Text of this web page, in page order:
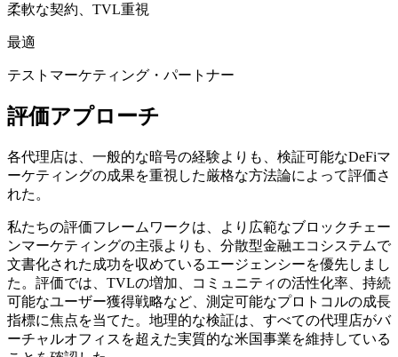
柔軟な契約、TVL重視
最適
テストマーケティング・パートナー
評価アプローチ
各代理店は、一般的な暗号の経験よりも、検証可能なDeFiマ
ーケティングの成果を重視した厳格な方法論によって評価さ
れた。
私たちの評価フレームワークは、より広範なブロックチェー
ンマーケティングの主張よりも、分散型金融エコシステムで
文書化された成功を収めているエージェンシーを優先しまし
た。評価では、TVLの増加、コミュニティの活性化率、持続
可能なユーザー獲得戦略など、測定可能なプロトコルの成長
指標に焦点を当てた。地理的な検証は、すべての代理店がバ
ーチャルオフィスを超えた実質的な米国事業を維持している